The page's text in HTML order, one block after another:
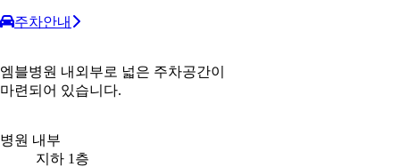
주차안내
엠블병원 내외부로 넓은 주차공간이
마련되어 있습니다.
병원 내부
지하 1층